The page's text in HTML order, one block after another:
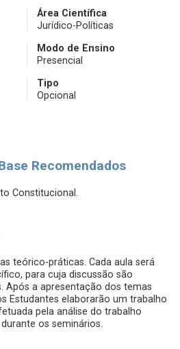
Área Científica
Jurídico-Políticas
Modo de Ensino
Presencial
Tipo
Opcional
Recomendados
Constitucional.
teórico-práticas. Cada aula será
para cuja discussão são
Após a apresentação dos temas
Estudantes elaborarão um trabalho
pela análise do trabalho
os seminários.